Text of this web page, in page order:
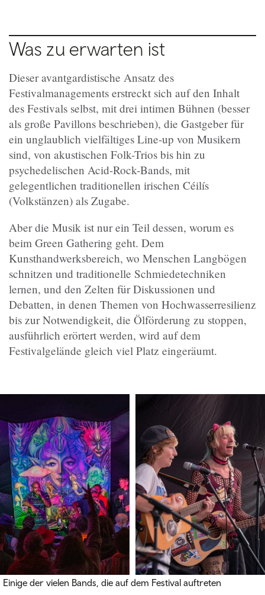
Was zu erwarten ist
Dieser avantgardistische Ansatz des
Festivalmanagements erstreckt sich auf den Inhalt
des Festivals selbst, mit drei intimen Bühnen (besser
als große Pavillons beschrieben), die Gastgeber für
ein unglaublich vielfältiges Line-up von Musikern
sind, von akustischen Folk-Trios bis hin zu
psychedelischen Acid-Rock-Bands, mit
gelegentlichen traditionellen irischen Céilís
(Volkstänzen) als Zugabe.
Aber die Musik ist nur ein Teil dessen, worum es
beim Green Gathering geht. Dem
Kunsthandwerksbereich, wo Menschen Langbögen
schnitzen und traditionelle Schmiedetechniken
lernen, und den Zelten für Diskussionen und
Debatten, in denen Themen von Hochwasserresilienz
bis zur Notwendigkeit, die Ölförderung zu stoppen,
ausführlich erörtert werden, wird auf dem
Festivalgelände gleich viel Platz eingeräumt.
Einige der vielen Bands, die auf dem Festival auftreten